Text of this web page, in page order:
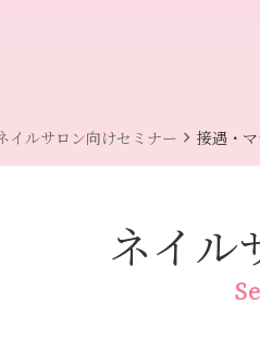
イルサロン向けセミナー chevron_right 接遇・
ネイル